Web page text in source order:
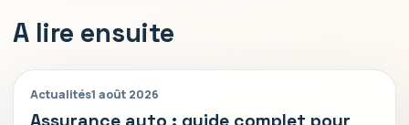
A lire ensuite
Actualités1 août 2026